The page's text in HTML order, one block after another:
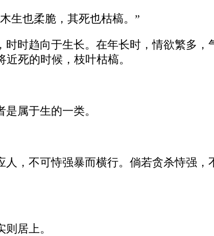
生也柔脆，其死也枯槁。”
时时趋向于生长。在年长时，情欲繁多
死的时候，枝叶枯槁。
属于生的一类。
人，不可恃强暴而横行。倘若贪杀恃强
居上。